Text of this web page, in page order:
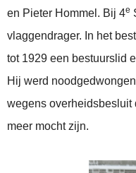
en Pieter Hommel. Bij 4e
vlaggendrager. In het
tot 1929 een bestuurslid
Hij werd
wegens overheidsbesluit
meer mocht zijn.